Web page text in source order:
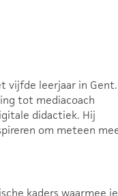
vijfde leerjaar in Gent.
tot mediacoach
didactiek. Hij
om meteen
kaders waarmee je